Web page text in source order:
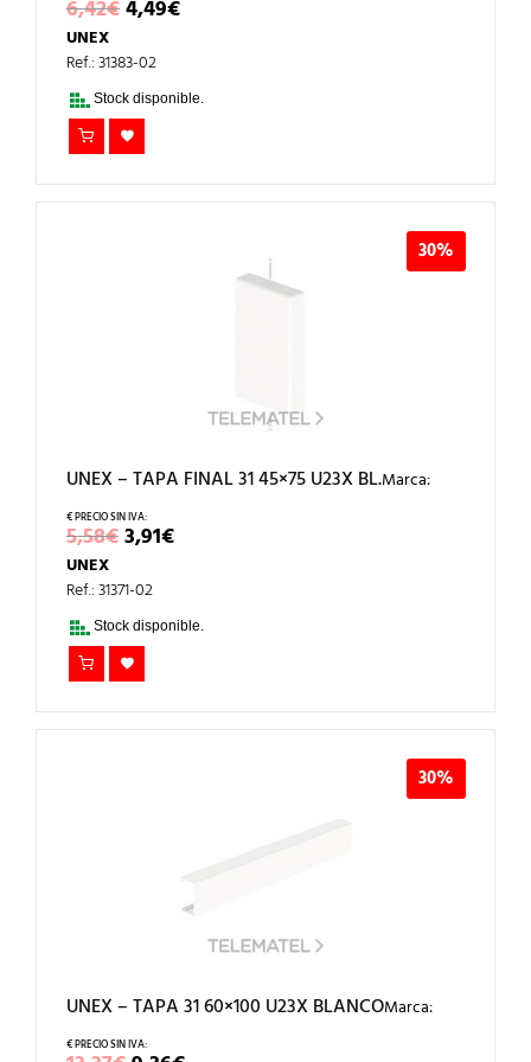
6,42€EL
PRECIO
ERA:
6,42€.
4,49€EL
PRECIO
4,49€.
UNEX
Ref.: 31383-02
Stock disponible.
30%
UNEX – TAPA FINAL 31 45×75 U23X BL.
5,58€EL
PRECIO
ERA:
5,58€.
3,91€EL
PRECIO
3,91€.
Marca:
UNEX
Ref.: 31371-02
Stock disponible.
30%
UNEX – TAPA 31 60×100 U23X BLANCOMarca: